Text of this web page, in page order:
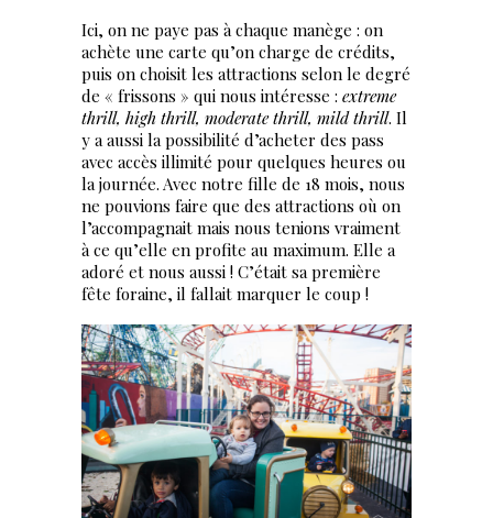
Ici, on ne paye pas à chaque manège : on
achète une carte qu’on charge de crédits,
puis on choisit les attractions selon le degré
de « frissons » qui nous intéresse : extreme
thrill, high thrill, moderate thrill, mild thrill. Il
y a aussi la possibilité d’acheter des pass
avec accès illimité pour quelques heures ou
la journée. Avec notre fille de 18 mois, nous
ne pouvions faire que des attractions où on
l’accompagnait mais nous tenions vraiment
à ce qu’elle en profite au maximum. Elle a
adoré et nous aussi ! C’était sa première
fête foraine, il fallait marquer le coup !